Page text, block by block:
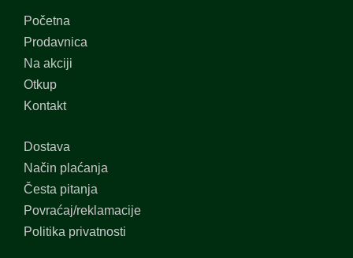
Početna
Prodavnica
Na akciji
Otkup
Kontakt
Dostava
Način plaćanja
Česta pitanja
Povraćaj/reklamacije
Politika privatnosti